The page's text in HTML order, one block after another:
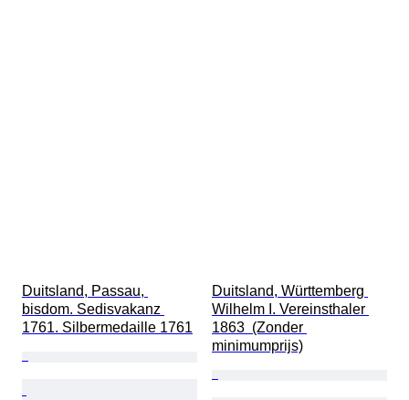
Duitsland, Passau,
bisdom. Sedisvakanz
1761. Silbermedaille 1761
Duitsland, Württemberg
Wilhelm I. Vereinsthaler
1863  (Zonder
minimumprijs)